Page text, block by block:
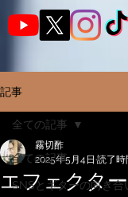
記事
全ての記事
SNSとギターの向き合
全ての記事
エフェクタ
霧切酢
2025年5月4日 読了時